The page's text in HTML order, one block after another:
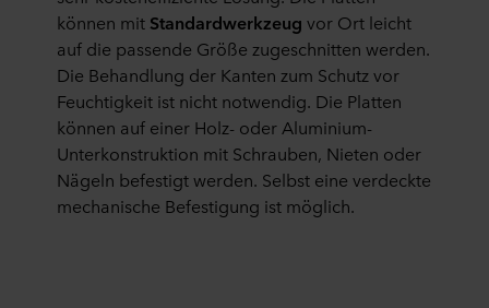
können mit Standardwerkzeug vor Ort leicht
auf die passende Größe zugeschnitten werden.
Die Behandlung der Kanten zum Schutz vor
Feuchtigkeit ist nicht notwendig. Die Platten
können auf einer Holz- oder Aluminium-
Unterkonstruktion mit Schrauben, Nieten oder
Nägeln befestigt werden. Selbst eine verdeckte
mechanische Befestigung ist möglich.